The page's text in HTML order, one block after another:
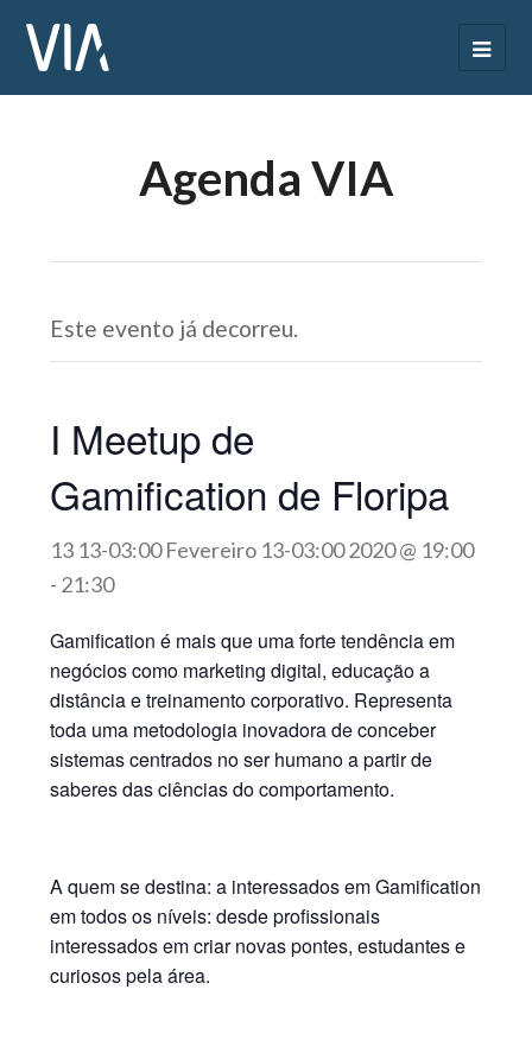
Agenda VIA
Este evento já decorreu.
I Meetup de
Gamification de Floripa
13 13-03:00 Fevereiro 13-03:00 2020 @ 19:00
- 21:30
Gamification é mais que uma forte tendência em
negócios como marketing digital, educação a
distância e treinamento corporativo. Representa
toda uma metodologia inovadora de conceber
sistemas centrados no ser humano a partir de
saberes das ciências do comportamento.
A quem se destina: a interessados em Gamification
em todos os níveis: desde profissionais
interessados em criar novas pontes, estudantes e
curiosos pela área.